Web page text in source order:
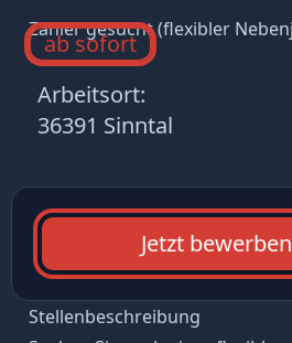
Zähler gesucht (flexibler
ab sofort
Arbeitsort:
36391 Sinntal
Jetzt bewerben
Stellenbeschreibung